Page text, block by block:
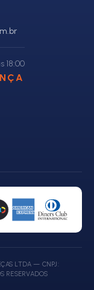
18:00
LTDA — CNPJ:
RESERVADOS